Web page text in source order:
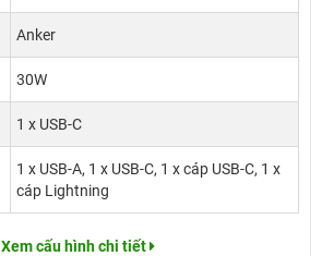
Anker
30W
1 x USB-C
1 x USB-A, 1 x USB-C, 1 x cáp USB-C, 1 x
cáp Lightning
Xem cấu hình chi tiết